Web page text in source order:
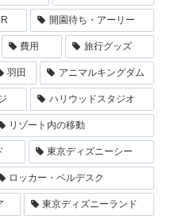
開園待ち・アーリー
費用 旅行グッズ
羽田 アニマルキングダム
ハリウッドスタジオ
リゾート内の移動
東京ディズニーシー
ロッカー・ベルデスク
東京ディズニーランド